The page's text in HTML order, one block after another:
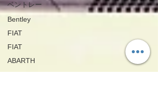
ベントレー
Bentley
FIAT
FIAT
ABARTH
ABARTH